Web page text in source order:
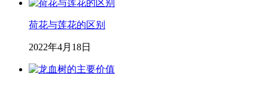
荷花与莲花的区别
2022年4月18日